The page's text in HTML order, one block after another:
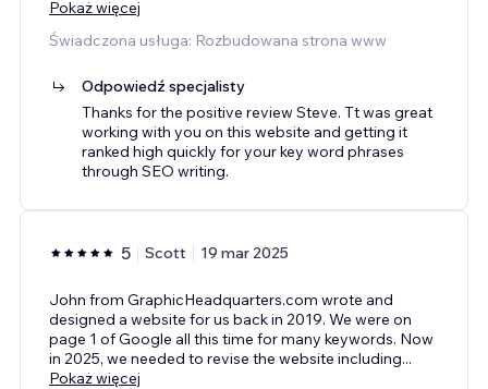
Pokaż więcej
Świadczona usługa: Rozbudowana strona www
Odpowiedź specjalisty
Thanks for the positive review Steve. Tt was great
working with you on this website and getting it
ranked high quickly for your key word phrases
through SEO writing.
5 Scott 19 mar 2025
John from GraphicHeadquarters.com wrote and
designed a website for us back in 2019. We were on
page 1 of Google all this time for many keywords. Now
in 2025, we needed to revise the website including...
Pokaż więcej